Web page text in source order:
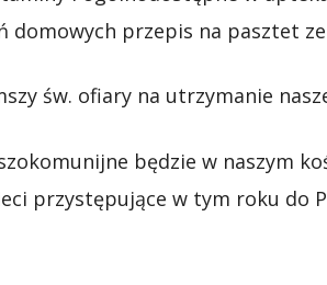
domowych przepis na pasztet
św. ofiary na utrzymanie
będzie w naszym
przystępujące w tym roku do